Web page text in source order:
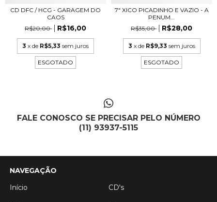
CD DFC / HCG - GARAGEM DO
CAOS
R$20,00
R$16,00
3 x de R$5,33 sem juros
ESGOTADO
7" XICO PICADINHO E VAZIO - A
PENUM...
R$35,00
R$28,00
3 x de R$9,33 sem juros
ESGOTADO
FALE CONOSCO SE PRECISAR PELO NÚMERO
(11) 93937-5115
NAVEGAÇÃO
Início
CD's